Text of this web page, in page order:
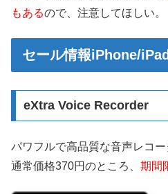
もあるので、注意してほしい。
セール情報iPhone/
eXtra Voice Recorde‪r
パワフルで高品質な音声レコー
通常価格370円のところ、 期間